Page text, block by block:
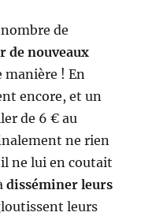
de
de nouveaux
manière ! En
encore, et un
de 6 € au
ne rien
ne lui en coutait
disséminer leurs
leurs